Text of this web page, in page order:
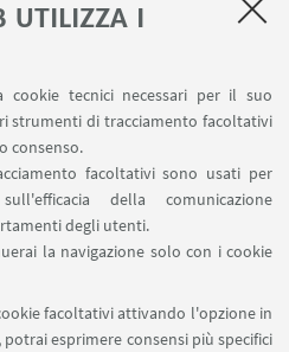
UTILIZZA I
tecnici necessari per il suo
strumenti di tracciamento facoltativi
consenso.
facoltativi sono usati per
della comunicazione
degli utenti.
la navigazione solo con i cookie
facoltativi attivando l'opzione in
esprimere consensi più specifici
Marani.
e Carlo Caliceti
Biblioteca comunale
Galvani 1, Bologna, Italia
“Il Portico d’oro –
Cattaneo (National
Biblioteca comunale